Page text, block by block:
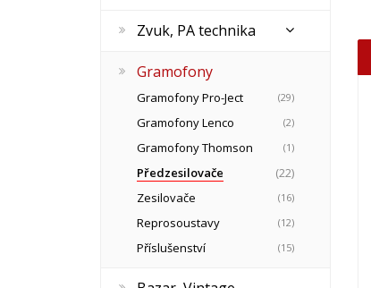
Zvuk, PA technika
Gramofony
Gramofony Pro-Ject (29)
Gramofony Lenco (2)
Gramofony Thomson (1)
Předzesilovače
(22)
Zesilovače
(16)
Reprosoustavy (12)
Příslušenství (15)